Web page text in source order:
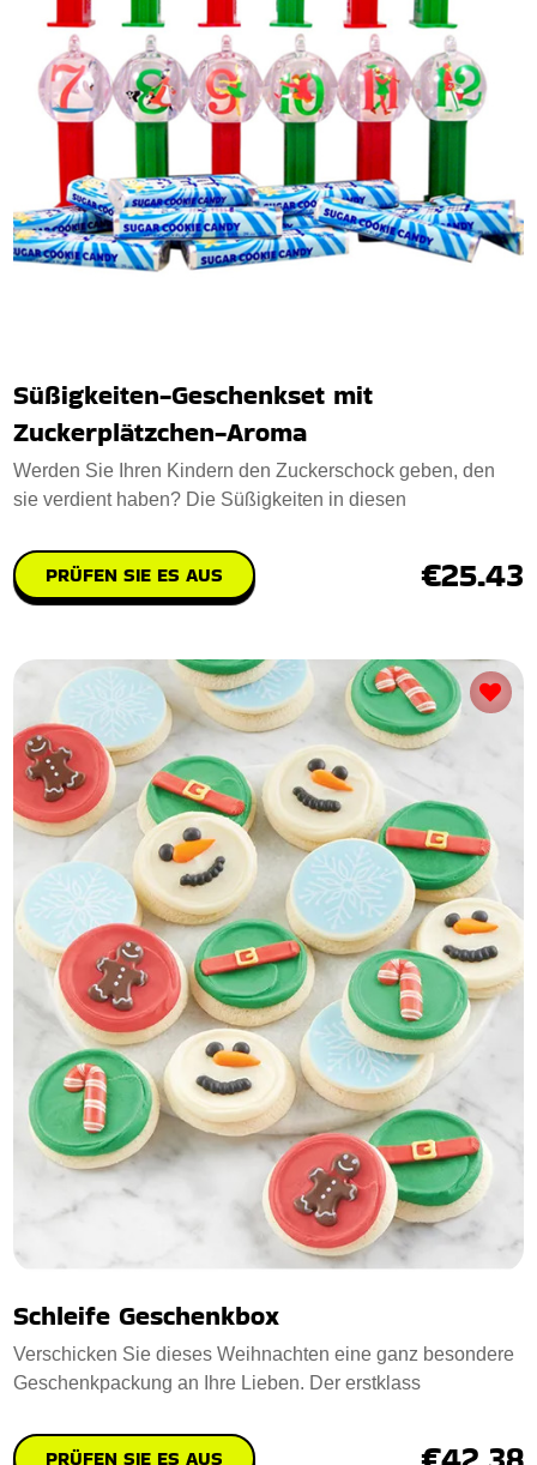
Süßigkeiten-Geschenkset mit
Zuckerplätzchen-Aroma
Werden Sie Ihren Kindern den Zuckerschock geben, den
sie verdient haben? Die Süßigkeiten in diesen
PRÜFEN SIE ES AUS €25.43
Schleife Geschenkbox
Verschicken Sie dieses Weihnachten eine ganz besondere
Geschenkpackung an Ihre Lieben. Der erstklass
PRÜFEN SIE ES AUS